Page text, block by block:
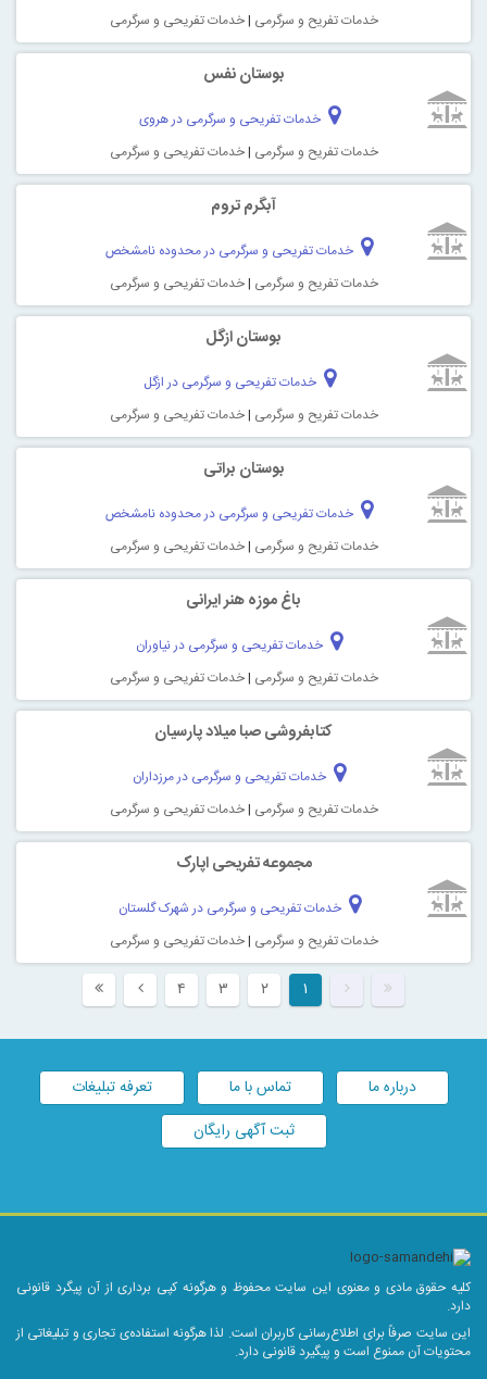
خدمات تفریح و سرگرمی |خدمات تفریحی و سرگرمی
بوستان نفس
خدمات تفریحی و سرگرمی در هروی
خدمات تفریح و سرگرمی |خدمات تفریحی و سرگرمی
آبگرم تروم
خدمات تفریحی و سرگرمی در محدوده نامشخص
خدمات تفریح و سرگرمی |خدمات تفریحی و سرگرمی
بوستان ازگل
خدمات تفریحی و سرگرمی در ازگل
خدمات تفریح و سرگرمی |خدمات تفریحی و سرگرمی
بوستان براتی
خدمات تفریحی و سرگرمی در محدوده نامشخص
خدمات تفریح و سرگرمی |خدمات تفریحی و سرگرمی
باغ موزه هنر ایرانی
خدمات تفریحی و سرگرمی در نیاوران
خدمات تفریح و سرگرمی |خدمات تفریحی و سرگرمی
کتابفروشی صبا میلاد پارسیان
خدمات تفریحی و سرگرمی در مرزداران
خدمات تفریح و سرگرمی |خدمات تفریحی و سرگرمی
مجموعه تفریحی اپارک
خدمات تفریحی و سرگرمی در شهرک گلستان
خدمات تفریح و سرگرمی |خدمات تفریحی و سرگرمی
۱ ۲ ۳ ۴
درباره ما تماس با ما
تعرفه تبلیغات
ثبت آگهی رایگان
کلیه حقوق مادی و معنوی این سایت محفوظ و هرگونه کپی برداری از آن پیگرد قانونی
دارد.
این سایت صرفاً برای اطلاع‌رسانی کاربران است. لذا هرگونه استفاده‌ی تجاری و تبلیغاتی از
محتویات آن ممنوع است و پیگیرد قانونی دارد.